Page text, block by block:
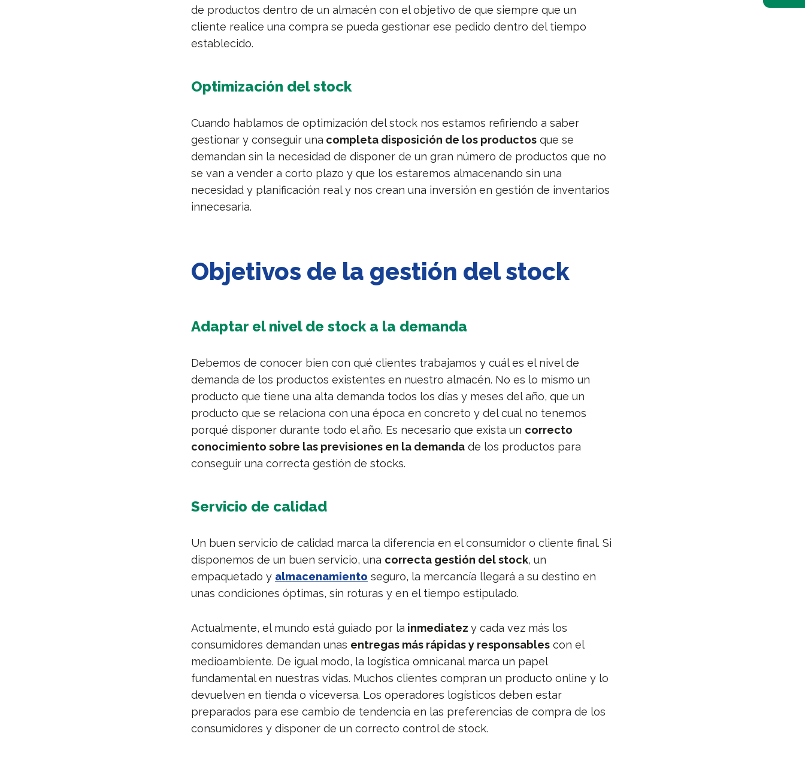
de productos dentro de un almacén con el objetivo de que siempre que un
cliente realice una compra se pueda gestionar ese pedido dentro del tiempo
establecido.
Optimización del stock
Cuando hablamos de optimización del stock nos estamos refiriendo a saber
gestionar y conseguir una completa disposición de los productos que se
demandan sin la necesidad de disponer de un gran número de productos que no
se van a vender a corto plazo y que los estaremos almacenando sin una
necesidad y planificación real y nos crean una inversión en gestión de inventarios
innecesaria.
Objetivos de la gestión del stock
Adaptar el nivel de stock a la demanda
Debemos de conocer bien con qué clientes trabajamos y cuál es el nivel de
demanda de los productos existentes en nuestro almacén. No es lo mismo un
producto que tiene una alta demanda todos los días y meses del año, que un
producto que se relaciona con una época en concreto y del cual no tenemos
porqué disponer durante todo el año. Es necesario que exista un correcto
conocimiento sobre las previsiones en la demanda de los productos para
conseguir una correcta gestión de stocks.
Servicio de calidad
Un buen servicio de calidad marca la diferencia en el consumidor o cliente final. Si
disponemos de un buen servicio, una correcta gestión del stock, un
empaquetado y almacenamiento seguro, la mercancía llegará a su destino en
unas condiciones óptimas, sin roturas y en el tiempo estipulado.
Actualmente, el mundo está guiado por la inmediatezy cada vez más los
consumidores demandan unas entregas más rápidas y responsables con el
medioambiente. De igual modo, la logística omnicanal marca un papel
fundamental en nuestras vidas. Muchos clientes compran un producto online y lo
devuelven en tienda o viceversa. Los operadores logísticos deben estar
preparados para ese cambio de tendencia en las preferencias de compra de los
consumidores y disponer de un correcto control de stock.